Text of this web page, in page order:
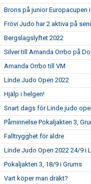
Brons på junior Europacupen
Frövi Judo har 2 aktiva på
Bergslagslyftet 2022
Silver till Amanda Orrbo på
Amanda Orrbo till VM
Linde Judo Open 2022
Hjälp i helgen!
Snart dags för Linde judo
Påminnelse Pokaljakten 3,
Falltrygghet för äldre
Linde Judo Open 2022 24/9 i
Pokaljakten 3, 18/9 i Grums
Vart köper man dräkt?